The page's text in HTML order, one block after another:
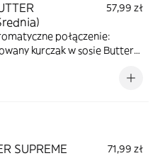
57,99 zł
połączenie:
kurczak w sosie Butter
się mozzarella, a całość
w harmonijny sposób.
SUPREME
71,99 zł